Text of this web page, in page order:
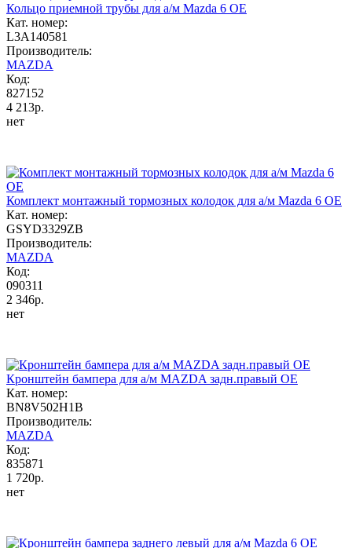
Кольцо приемной трубы для а/м Mazda 6 ОЕ
Кат. номер:
L3A140581
Производитель:
MAZDA
Код:
827152
4 213р.
нет
Комплект монтажный тормозных колодок для а/м Mazda 6 OE
Кат. номер:
GSYD3329ZB
Производитель:
MAZDA
Код:
090311
2 346р.
нет
Кронштейн бампера для а/м MAZDA задн.правый OE
Кат. номер:
BN8V502H1B
Производитель:
MAZDA
Код:
835871
1 720р.
нет